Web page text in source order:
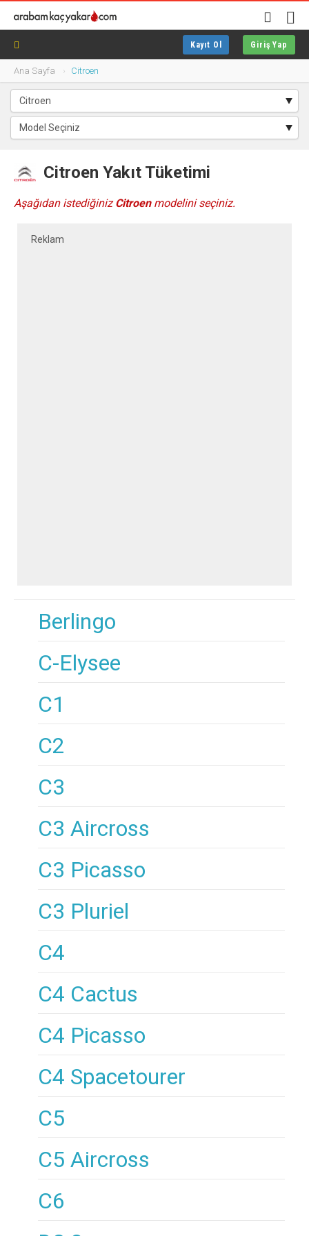
Kayıt Ol Giriş Yap
Ana Sayfa Citroen
Citroen Yakıt Tüketimi
Aşağıdan istediğinizCitroenmodelini seçiniz.
Reklam
Berlingo
C-Elysee
C1
C2
C3
C3 Aircross
C3 Picasso
C3 Pluriel
C4
C4 Cactus
C4 Picasso
C4 Spacetourer
C5
C5 Aircross
C6